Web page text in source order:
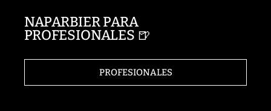
NAPARBIER PARA
PROFESIONALES 🍺
PROFESIONALES